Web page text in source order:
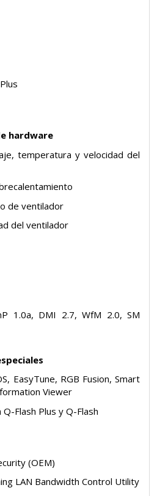
hardware
temperatura y velocidad del
de ventilador
del ventilador
1.0a, DMI 2.7, WfM 2.0, SM
EasyTune, RGB Fusion, Smart
Viewer
Flash Plus y Q-Flash
(OEM)
LAN Bandwidth Control Utility